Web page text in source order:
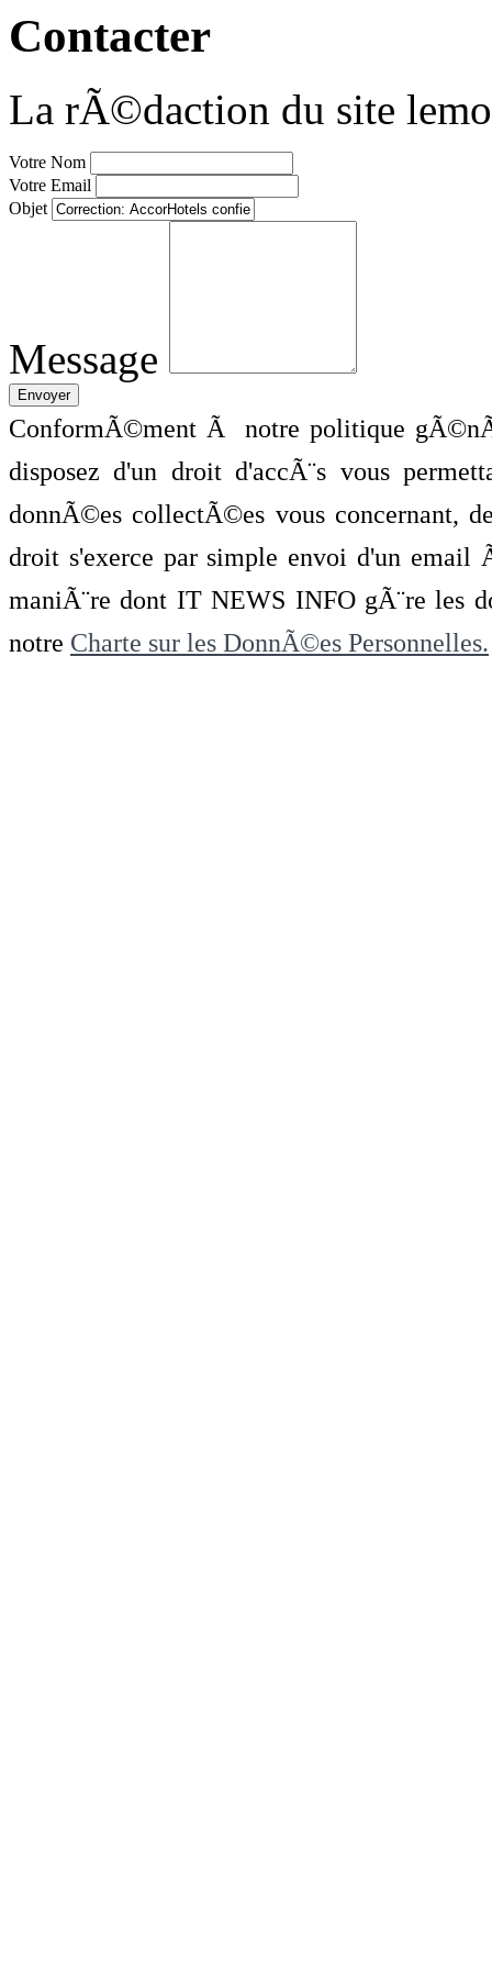
Contacter
La rÃ©daction du site
Votre Nom
Votre Email
Objet
Message
ConformÃ©ment Ã notre politique
disposez d'un droit d'accÃ¨s vous
donnÃ©es collectÃ©es vous concernant,
droit s'exerce par simple envoi d'un
maniÃ¨re dont IT NEWS INFO gÃ¨re les
notre Charte sur les DonnÃ©es Personnelles.